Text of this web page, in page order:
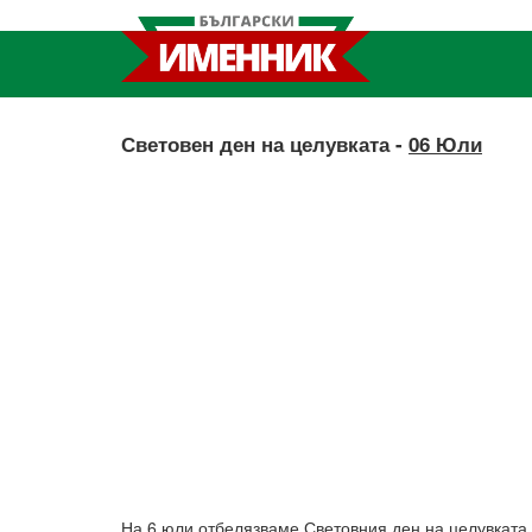
Световен ден на целувката - 06 Юли